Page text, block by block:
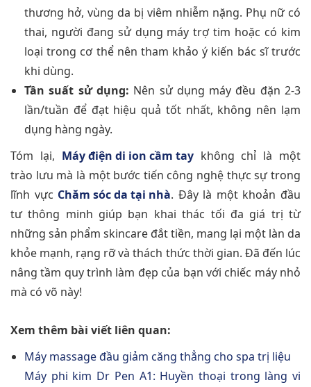
thương hở, vùng da bị viêm nhiễm nặng. Phụ nữ có
thai, người đang sử dụng máy trợ tim hoặc có kim
loại trong cơ thể nên tham khảo ý kiến bác sĩ trước
khi dùng.
Tần suất sử dụng: Nên sử dụng máy đều đặn 2-3
lần/tuần để đạt hiệu quả tốt nhất, không nên lạm
dụng hàng ngày.
Tóm lại, Máy điện di ion cầm taykhông chỉ là một
trào lưu mà là một bước tiến công nghệ thực sự trong
lĩnh vực Chăm sóc da tại nhà. Đây là một khoản đầu
tư thông minh giúp bạn khai thác tối đa giá trị từ
những sản phẩm skincare đắt tiền, mang lại một làn da
khỏe mạnh, rạng rỡ và thách thức thời gian. Đã đến lúc
nâng tầm quy trình làm đẹp của bạn với chiếc máy nhỏ
mà có võ này!
Xem thêm bài viết liên quan:
Máy massage đầu giảm căng thẳng cho spa trị liệu
Máy phi kim Dr Pen A1: Huyền thoại trong làng vi